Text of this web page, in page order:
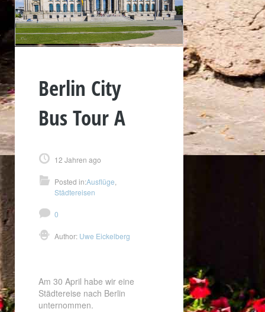
Berlin City
Bus Tour A
12 Jahren ago
Posted in:Ausflüge
Städtereisen
0
Author: Uwe Eickelberg
Am 30 April habe wir eine
Städtereise nach Berlin
unternommen.